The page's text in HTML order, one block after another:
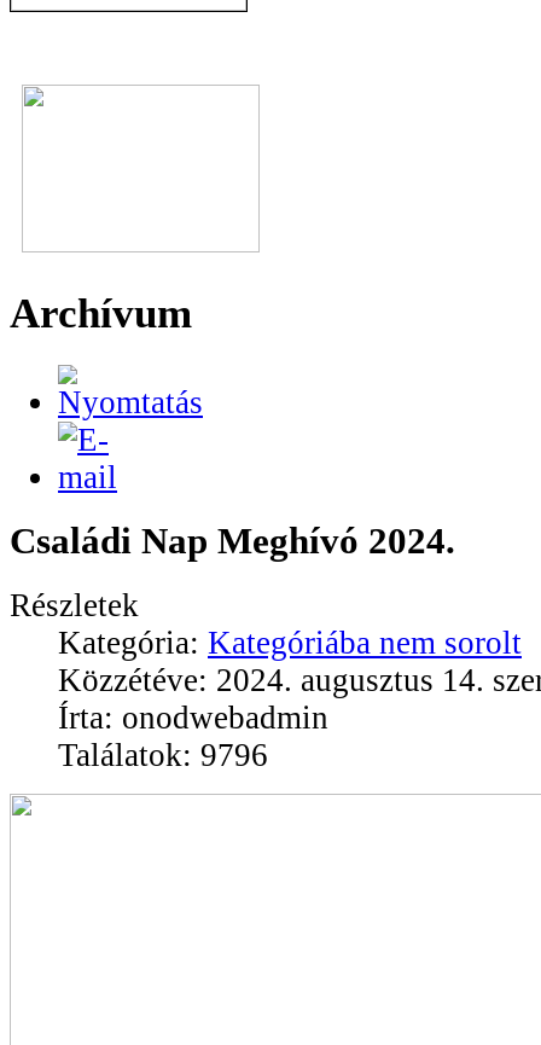
Archívum
Családi Nap Meghívó 2024.
Részletek
Kategória: Kategóriába nem sorolt
Közzétéve: 2024. augusztus 14.
Írta: onodwebadmin
Találatok: 9796